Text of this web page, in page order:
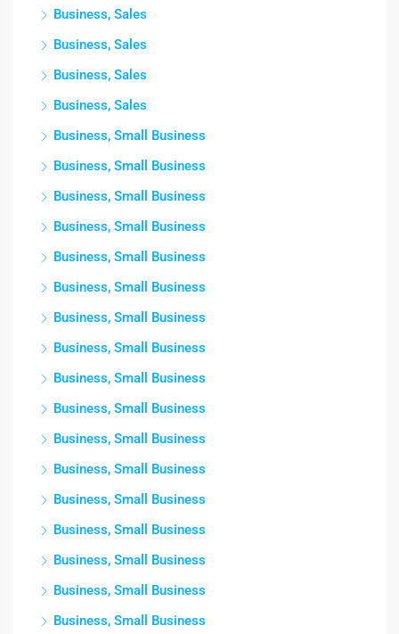
Business, Sales
Business, Sales
Business, Sales
Business, Sales
Business, Small Business
Business, Small Business
Business, Small Business
Business, Small Business
Business, Small Business
Business, Small Business
Business, Small Business
Business, Small Business
Business, Small Business
Business, Small Business
Business, Small Business
Business, Small Business
Business, Small Business
Business, Small Business
Business, Small Business
Business, Small Business
Business, Small Business